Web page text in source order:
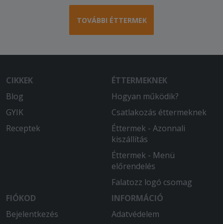
TOVÁBBI ÉTTERMEK
CIKKEK
Blog
GYIK
Receptek
ÉTTERMEKNEK
Hogyan működik?
Csatlakozás éttermeknek
Éttermek - Azonnali
kiszállítás
Éttermek - Menü
előrendelés
Falatozz logó csomag
FIÓKOD
Bejelentkezés
INFORMÁCIÓ
Adatvédelem